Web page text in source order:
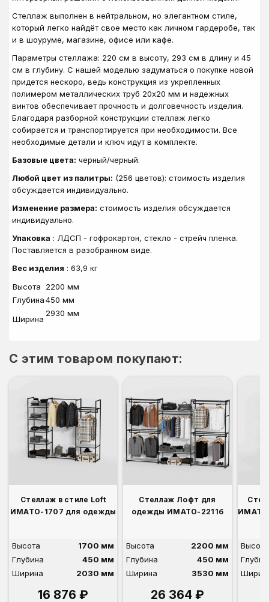
Стеллаж выполнен в нейтральном, но элегантном стиле,
который легко найдёт свое место как личном гардеробе, так
и в шоуруме, магазине, офисе или кафе.
Параметры стеллажа: 220 см в высоту, 293 см в длину и 45
см в глубину. С нашей моделью задуматься о покупке новой
придется нескоро, ведь конструкция из укрепленных
полимером металлических труб 20х20 мм и надежных
винтов обеспечивает прочность и долговечность изделия.
Благодаря разборной конструкции стеллаж легко
собирается и транспортируется при необходимости. Все
необходимые детали и ключ идут в комплекте.
Базовые цвета: черный/черный.
Любой цвет из палитры: (256 цветов): стоимость изделия
обсуждается индивидуально.
Изменение размера: стоимость изделия обсуждается
индивидуально.
Упаковка : ЛДСП - гофрокартон, стекло - стрейч пленка.
Поставляется в разобранном виде.
Вес изделия : 63,9 кг
Высота
2200 мм
Глубина450 мм
Ширина
2930 мм
C этим товаром покупают:
Стеллаж в стиле Loft
ИМАТО-1707 для одежды
Высота
1700 мм
Глубина
450 мм
Ширина
2030 мм
16 876 ₽
Стеллаж Лофт для
одежды ИМАТО-2211б
Высота
2200 мм
Глубина
450 мм
Ширина
3530 мм
26 364 ₽
ИМАТО-
Высота